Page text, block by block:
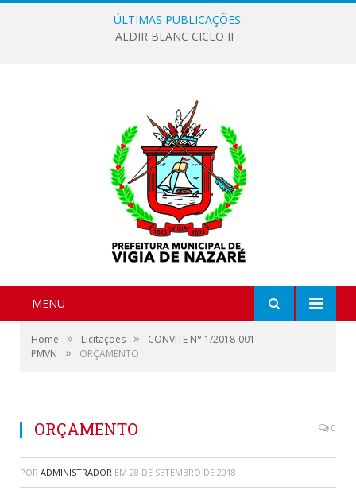
ÚLTIMAS PUBLICAÇÕES:
ALDIR BLANC CICLO II
MENU
Home » Licitações »
CONVITE N° 1/2018-001
PMVN
» ORÇAMENTO
ORÇAMENTO 0
POR ADMINISTRADOR EM 28 DE SETEMBRO DE 2018